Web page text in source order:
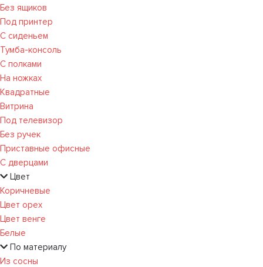
Без ящиков
Под принтер
С сиденьем
Тумба-консоль
С полками
На ножках
Квадратные
Витрина
Под телевизор
Без ручек
Приставные офисные
С дверцами
Цвет
Коричневые
Цвет орех
Цвет венге
Белые
По материалу
Из сосны